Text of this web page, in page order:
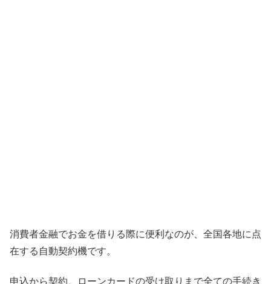
消費者金融でお金を借りる際に便利なのが、全国各地に点
在する自動契約機です。
申込から契約、ローンカードの受け取りまで全ての手続き